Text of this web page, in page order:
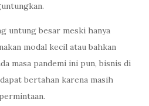
untung besar meski hanya
modal kecil atau bahkan
masa pandemi ini pun, bisnis di
bertahan karena masih